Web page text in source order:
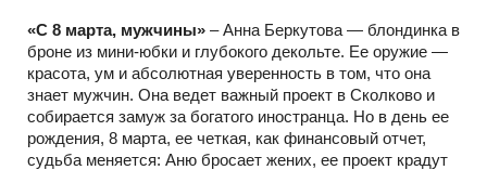
«С 8 марта, мужчины» – Анна Беркутова — блондинка в
броне из мини-юбки и глубокого декольте. Ее оружие —
красота, ум и абсолютная уверенность в том, что она
знает мужчин. Она ведет важный проект в Сколково и
собирается замуж за богатого иностранца. Но в день ее
рождения, 8 марта, ее четкая, как финансовый отчет,
судьба меняется: Аню бросает жених, ее проект крадут